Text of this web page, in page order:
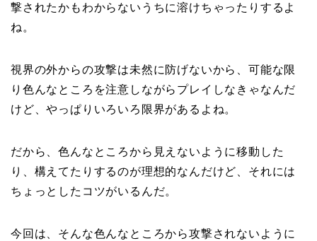
撃されたかもわからないうちに溶けちゃったりするよ
ね。
視界の外からの攻撃は未然に防げないから、可能な限
り色んなところを注意しながらプレイしなきゃなんだ
けど、やっぱりいろいろ限界があるよね。
だから、色んなところから見えないように移動した
り、構えてたりするのが理想的なんだけど、それには
ちょっとしたコツがいるんだ。
今回は、そんな色んなところから攻撃されないように